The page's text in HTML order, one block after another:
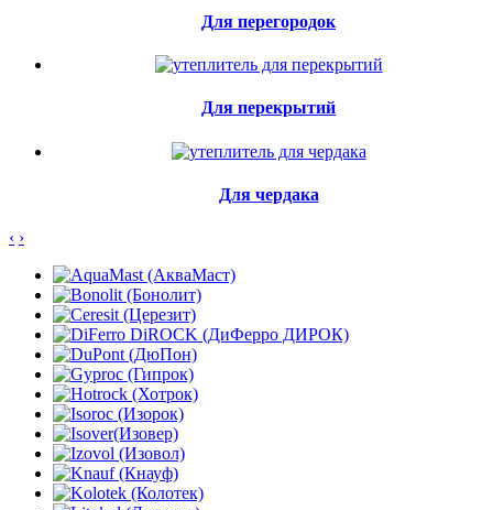
Для перегородок
Для перекрытий
Для чердака
‹ ›